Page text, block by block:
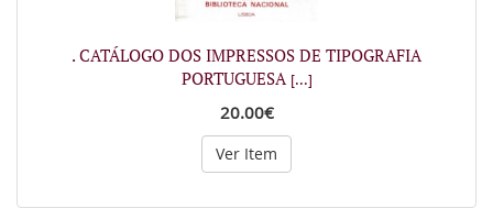
. CATÁLOGO DOS IMPRESSOS DE TIPOGRAFIA
PORTUGUESA [...]
20.00€
Ver Item